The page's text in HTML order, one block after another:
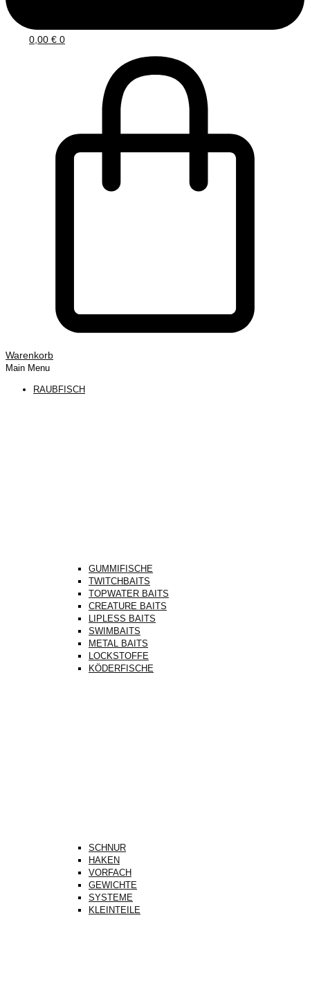
0,00 € 0
Warenkorb
Main Menu
RAUBFISCH
GUMMIFISCHE
TWITCHBAITS
TOPWATER BAITS
CREATURE BAITS
LIPLESS BAITS
SWIMBAITS
METAL BAITS
LOCKSTOFFE
KÖDERFISCHE
SCHNUR
HAKEN
VORFACH
GEWICHTE
SYSTEME
KLEINTEILE